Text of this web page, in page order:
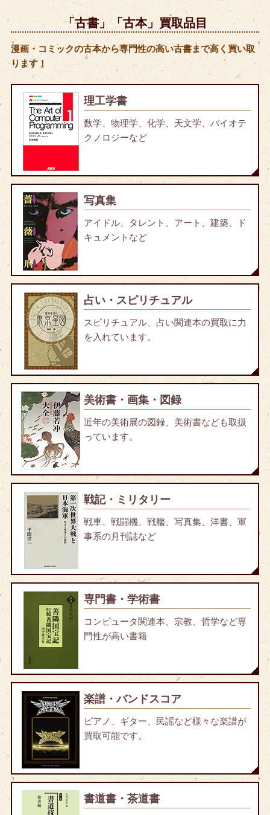
「古書」「古本」買取品目
漫画・コミックの古本から専門性の高い古書まで高く買い取
ります！
理工学書
数学、物理学、化学、天文学、バイオテ
クノロジーなど
写真集
アイドル、タレント、アート、建築、ド
キュメントなど
占い・スピリチュアル
スピリチュアル、占い関連本の買取に力
を入れています。
美術書・画集・図録
近年の美術展の図録、美術書なども取扱
っています。
戦記・ミリタリー
戦車、戦闘機、戦艦、写真集、洋書、軍
事系の月刊誌など
専門書・学術書
コンピュータ関連本、宗教、哲学など専
門性が高い書籍
楽譜・バンドスコア
ピアノ、ギター、民謡など様々な楽譜が
買取可能です。
書道書・茶道書